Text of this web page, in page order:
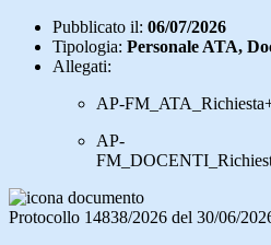
Pubblicato il: 06/07/2026
Tipologia: Personale ATA,
Allegati:
AP-
AP-
Protocollo 14838/2026 del 30/06/